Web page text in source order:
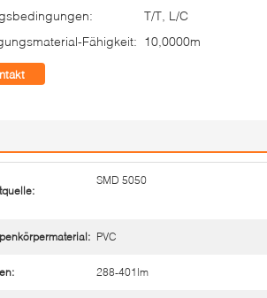
T/T, L/C
Fähigkeit: 10,0000m
SMD 5050
PVC
288-401lm